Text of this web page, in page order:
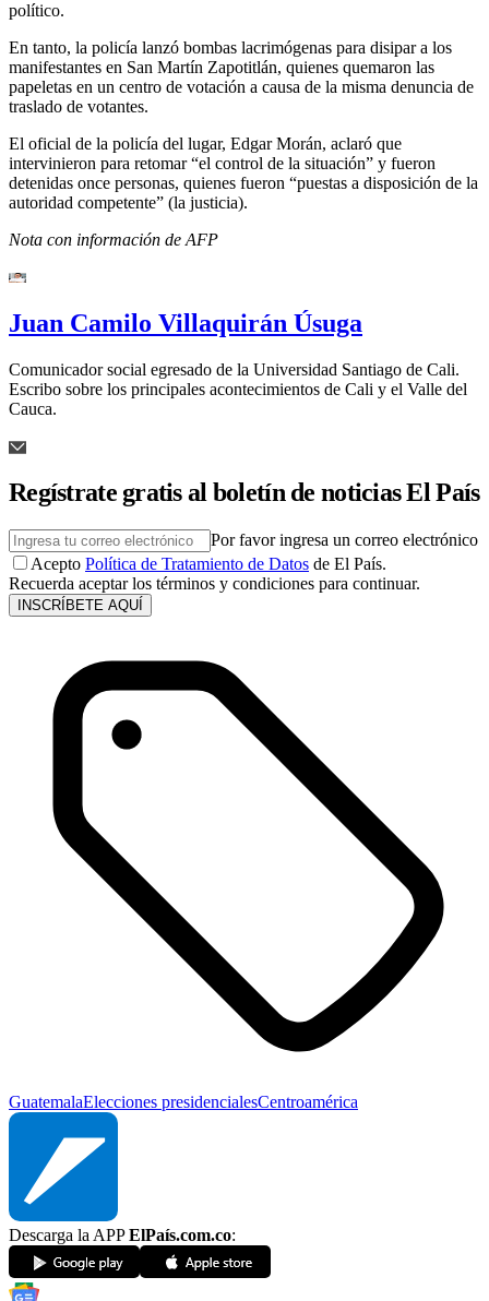
político.
En tanto, la policía lanzó bombas lacrimógenas para disipar a los
manifestantes en San Martín Zapotitlán, quienes quemaron las
papeletas en un centro de votación a causa de la misma denuncia de
traslado de votantes.
El oficial de la policía del lugar, Edgar Morán, aclaró que
intervinieron para retomar “el control de la situación” y fueron
detenidas once personas, quienes fueron “puestas a disposición de la
autoridad competente” (la justicia).
Nota con información de AFP
Juan Camilo Villaquirán Úsuga
Comunicador social egresado de la Universidad Santiago de Cali.
Escribo sobre los principales acontecimientos de Cali y el Valle del
Cauca.
Regístrate gratis al boletín de noticias El País
Por favor ingresa un correo electrónico
Acepto Política de Tratamiento de Datos de El País.
Recuerda aceptar los términos y condiciones para continuar.
INSCRÍBETE AQUÍ
GuatemalaElecciones presidencialesCentroamérica
Descarga la APPElPaís.com.co: